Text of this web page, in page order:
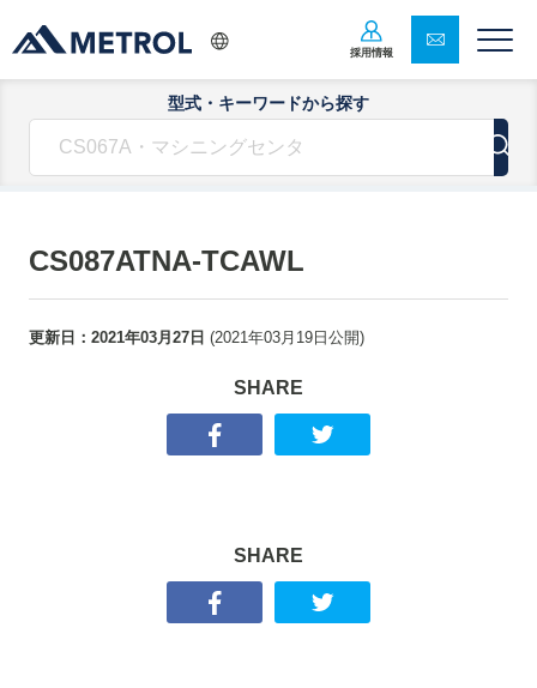
採用情報
型式・キーワードから探す
CS087ATNA-TCAWL
更新日： 2021年03月27日 (2021年03月19日 公開)
SHARE
SHARE